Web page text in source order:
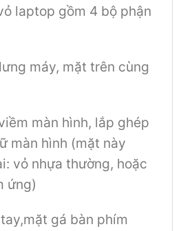
laptop gồm 4 bộ phận
máy, mặt trên cùng
màn hình, lắp ghép
màn hình (mặt này
vỏ nhựa thường, hoặc
ứng)
gá bàn phím